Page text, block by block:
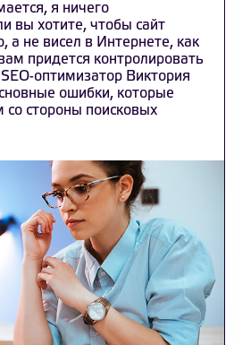
я ничего
вы хотите, чтобы сайт
а не висел в Интернете, как
придется контролировать
оптимизатор Виктория
ошибки, которые
со стороны поисковых